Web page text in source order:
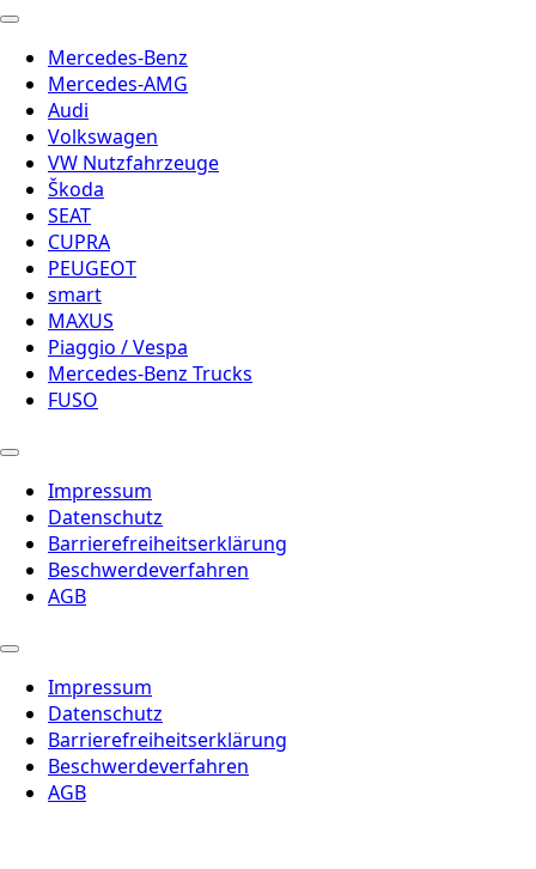
Mercedes-Benz
Mercedes-AMG
Audi
Volkswagen
VW Nutzfahrzeuge
Škoda
SEAT
CUPRA
PEUGEOT
smart
MAXUS
Piaggio / Vespa
Mercedes-Benz Trucks
FUSO
Impressum
Datenschutz
Barrierefreiheitserklärung
Beschwerdeverfahren
AGB
Impressum
Datenschutz
Barrierefreiheitserklärung
Beschwerdeverfahren
AGB